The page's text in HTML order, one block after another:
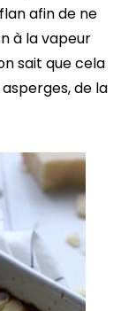
afin de ne
à la vapeur
sait que cela
de la